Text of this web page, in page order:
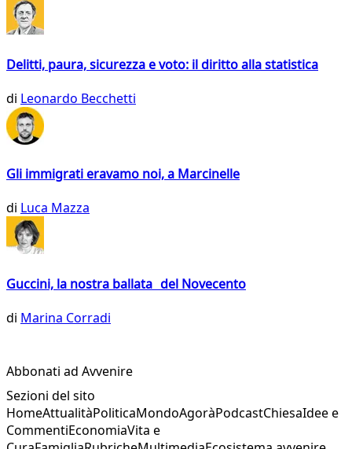
Delitti, paura, sicurezza e voto: il diritto alla statistica
di Leonardo Becchetti
Gli immigrati eravamo noi, a Marcinelle
di Luca Mazza
Guccini, la nostra ballata del Novecento
di Marina Corradi
Abbonati ad Avvenire
Sezioni del sito
HomeAttualitàPoliticaMondoAgoràPodcastChiesaIdee e
CommentiEconomiaVita e